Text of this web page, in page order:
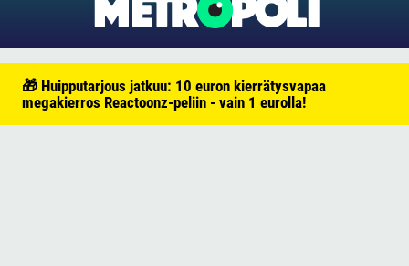
🎁 Huipputarjous jatkuu: 10 euron kierrätysvapaa
megakierros Reactoonz-peliin - vain 1 eurolla!